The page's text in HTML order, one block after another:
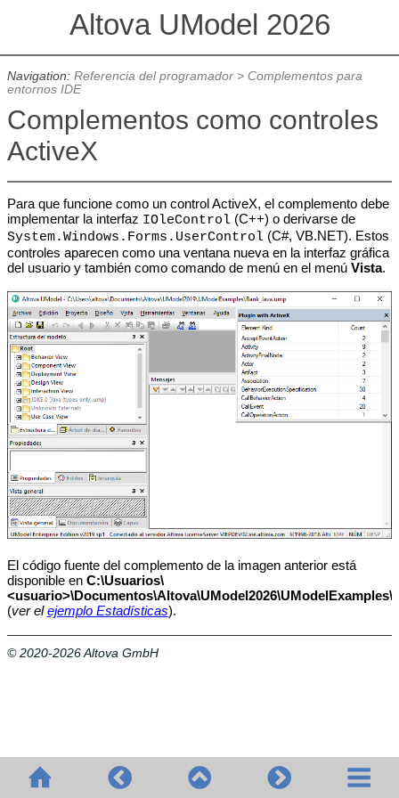
Altova UModel 2026
Navigation: Referencia del programador> Complementos para
entornos IDE
Complementos como controles
ActiveX
Para que funcione como un control ActiveX, el complemento debe
implementar la interfaz IOleControl (C++) o derivarse de
System.Windows . Forms.UserControl (C#, VB.NET). Estos
controles aparecen como una ventana nueva en la interfaz gráfica
del usuario y también como comando de menú en el menú Vista.
El código fuente del complemento de la imagen anterior está
disponible en C:\Usuarios\
<usuario>\Documentos\Altova\UModel2026\UModelExamples
(ver elejemplo Estadísticas).
© 2020-2026 Altova GmbH